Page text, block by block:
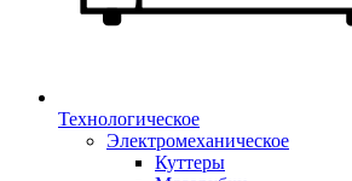
Технологическое
Электромеханическое
Куттеры